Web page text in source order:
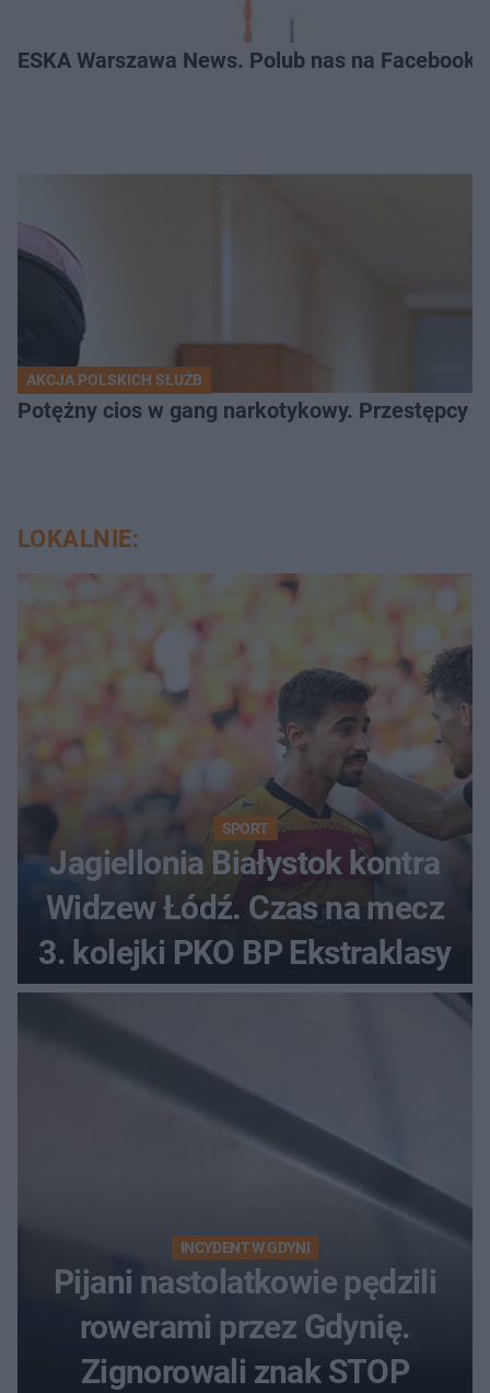
ESKA Warszawa News. Polub nas na
AKCJA POLSKICH SŁUŻB
Potężny cios w gang narkotykowy. Przestępcy
LOKALNIE:
SPORT
Jagiellonia Białystok kontra
Widzew Łódź. Czas na mecz
3. kolejki PKO BP Ekstraklasy
INCYDENT W GDYNI
Pijani nastolatkowie pędzili
rowerami przez Gdynię.
Zignorowali znak STOP